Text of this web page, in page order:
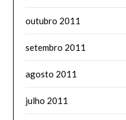
outubro 2011
setembro 2011
agosto 2011
julho 2011